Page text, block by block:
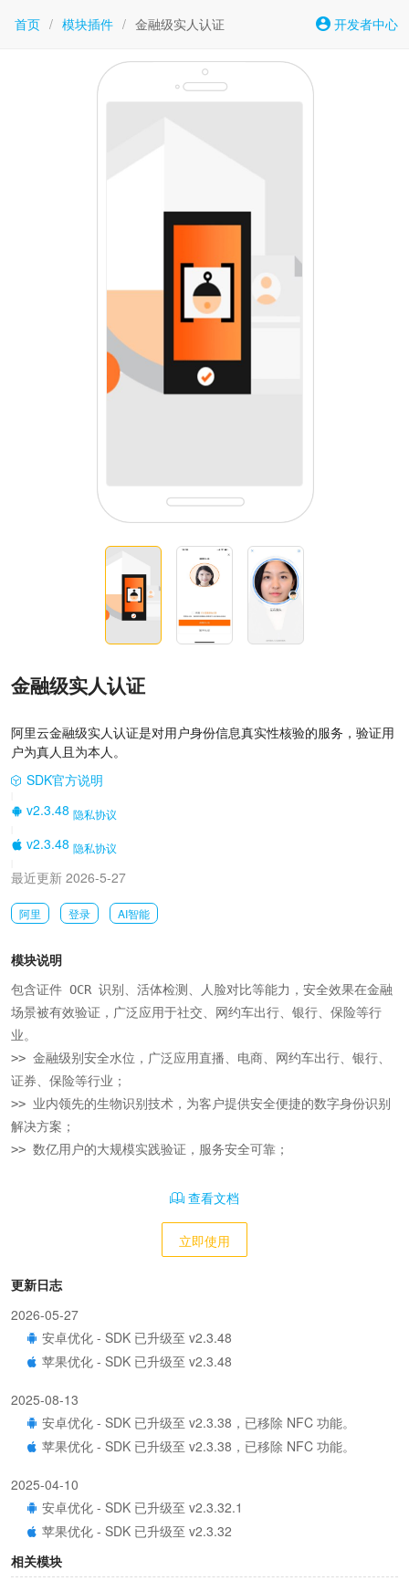
首页 / 模块插件 / 金融级实人认证 开发者中心
金融级实人认证
阿里云金融级实人认证是对用户身份信息真实性核验的服务，验证用
户为真人且为本人。
SDK官方说明
v2.3.48 隐私协议
v2.3.48 隐私协议
最近更新 2026-5-27
阿里 登录 AI智能
模块说明
包含证件 OCR 识别、活体检测、人脸对比等能力，安全效果在金融
场景被有效验证，广泛应用于社交、网约车出行、银行、保险等行
业。
>> 金融级别安全水位，广泛应用直播、电商、网约车出行、银行、
证券、保险等行业；
>> 业内领先的生物识别技术，为客户提供安全便捷的数字身份识别
解决方案；
>> 数亿用户的大规模实践验证，服务安全可靠；
查看文档
立即使用
更新日志
2026-05-27
安卓优化 - SDK 已升级至 v2.3.48
苹果优化 - SDK 已升级至 v2.3.48
2025-08-13
安卓优化 - SDK 已升级至 v2.3.38，已移除 NFC 功能。
苹果优化 - SDK 已升级至 v2.3.38，已移除 NFC 功能。
2025-04-10
安卓优化 - SDK 已升级至 v2.3.32.1
苹果优化 - SDK 已升级至 v2.3.32
2024-08-08
相关模块